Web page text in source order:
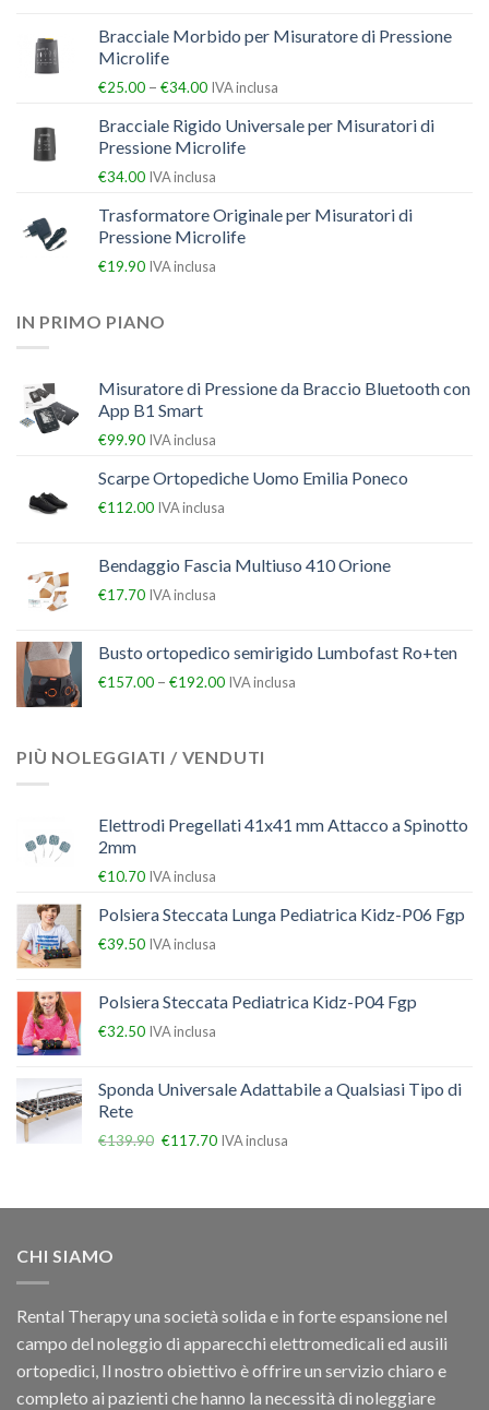
Bracciale Morbido per Misuratore di Pressione
Microlife
€25.00 – €34.00 IVA inclusa
Bracciale Rigido Universale per Misuratori di
Pressione Microlife
€34.00 IVA inclusa
Trasformatore Originale per Misuratori di
Pressione Microlife
€19.90 IVA inclusa
IN PRIMO PIANO
Misuratore di Pressione da Braccio Bluetooth con
App B1 Smart
€99.90 IVA inclusa
Scarpe Ortopediche Uomo Emilia Poneco
€112.00 IVA inclusa
Bendaggio Fascia Multiuso 410 Orione
€17.70 IVA inclusa
Busto ortopedico semirigido Lumbofast Ro+ten
€157.00 – €192.00 IVA inclusa
PIÙ NOLEGGIATI / VENDUTI
Elettrodi Pregellati 41x41 mm Attacco a Spinotto
2mm
€10.70 IVA inclusa
Polsiera Steccata Lunga Pediatrica Kidz-P06 Fgp
€39.50 IVA inclusa
Polsiera Steccata Pediatrica Kidz-P04 Fgp
€32.50 IVA inclusa
Sponda Universale Adattabile a Qualsiasi Tipo di
Rete
€139.90 €117.70 IVA inclusa
CHI SIAMO
Rental Therapy una società solida e in forte espansione nel
campo del noleggio di apparecchi elettromedicali ed ausili
ortopedici, Il nostro obiettivo è offrire un servizio chiaro e
completo ai pazienti che hanno la necessità di noleggiare